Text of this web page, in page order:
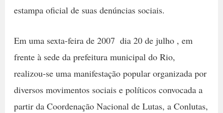
estampa oficial de suas denúncias sociais.
Em uma sexta-feira de 2007  dia 20 de julho , em
frente à sede da prefeitura municipal do Rio,
realizou-se uma manifestação popular organizada por
diversos movimentos sociais e políticos convocada a
partir da Coordenação Nacional de Lutas, a Conlutas,